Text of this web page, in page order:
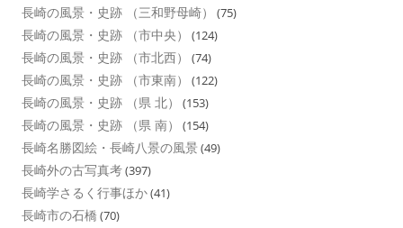
長崎の風景・史跡 （三和野母崎） (75)
長崎の風景・史跡 （市中央） (124)
長崎の風景・史跡 （市北西） (74)
長崎の風景・史跡 （市東南） (122)
長崎の風景・史跡 （県 北） (153)
長崎の風景・史跡 （県 南） (154)
長崎名勝図絵・長崎八景の風景 (49)
長崎外の古写真考(397)
長崎学さるく行事ほか(41)
長崎市の石橋 (70)